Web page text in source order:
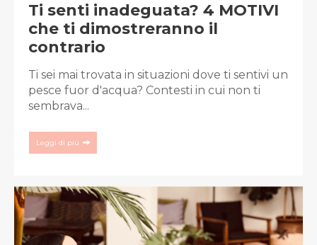
Ti senti inadeguata? 4 MOTIVI
che ti dimostreranno il
contrario
Ti sei mai trovata in situazioni dove ti sentivi un
pesce fuor d'acqua? Contesti in cui non ti
sembrava...
Leggi di più